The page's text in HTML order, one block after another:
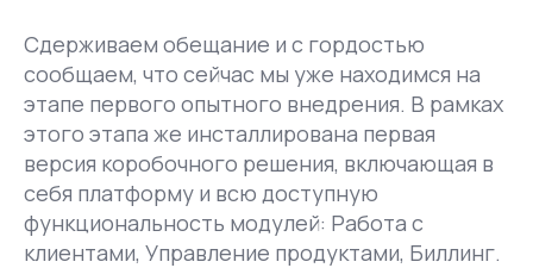
Сдерживаем обещание и с гордостью
сообщаем, что сейчас мы уже находимся на
этапе первого опытного внедрения. В рамках
этого этапа же инсталлирована первая
версия коробочного решения, включающая в
себя платформу и всю доступную
функциональность модулей: Работа с
клиентами, Управление продуктами, Биллинг.